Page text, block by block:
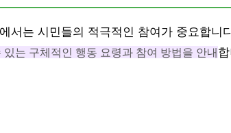
서는 시민들의 적극적인 참여가 중요합니
는 구체적인 행동 요령과 참여 방법을 안내